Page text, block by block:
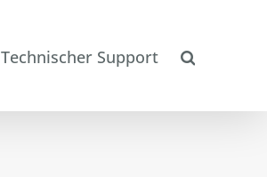
Technischer Support